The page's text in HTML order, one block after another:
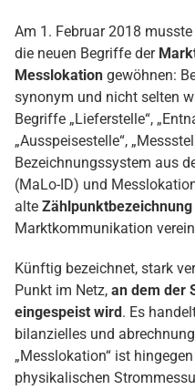
Am 1. Februar 2018
die neuen Begriffe der
Messlokation gewöhnen:
synonym und nicht selten
Begriffe „Lieferstelle“,
„Ausspeisestelle“,
Bezeichnungssystem aus
(MaLo-ID) und
alte Zählpunktbezeichnung
Marktkommunikation
Künftig bezeichnet, stark
Punkt im Netz, an dem der
eingespeist wird. Es
bilanzielles und
„Messlokation“ ist
physikalischen